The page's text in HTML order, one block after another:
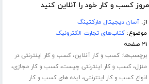
کسب و کار خود را آنلاین کنید
از:آسان دیجیتال مارکتینگ
موضوع:کتاب‌های تجارت الکترونیک
۲۱ صفحه
برچسب‌ها:کسب و کار آنلاین،کسب و کار اینترنتی در
منزل،کسب و کار اینترنتی چیست،کسب و کار مجازی،
انواع کسب و کار اینترنتی، ایده های کسب و کار